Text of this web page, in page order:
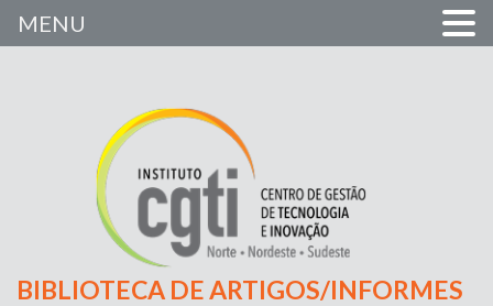
BIBLIOTECA DE ARTIGOS/INFORMES
MENU